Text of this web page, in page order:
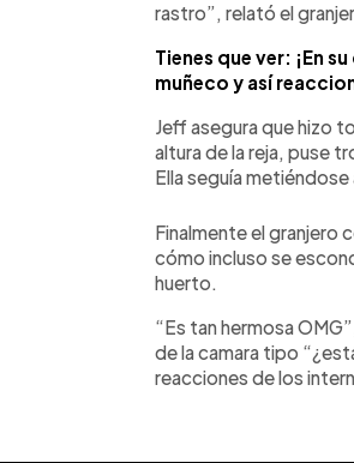
rastro”, relató el
Tienes que ver: ¡En
muñeco y así
Jeff asegura que hizo
altura de la reja, puse
Ella seguía metiéndose
Finalmente el granjero
cómo incluso se
huerto.
“Es tan hermosa
de la camara tipo
reacciones de los